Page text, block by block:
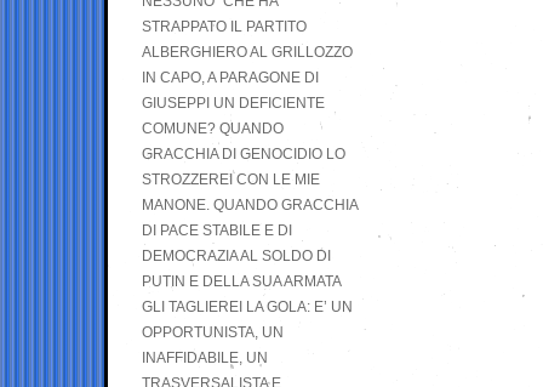
STRAPPATO IL PARTITO
ALBERGHIERO AL GRILLOZZO
IN CAPO, A PARAGONE DI
GIUSEPPI UN DEFICIENTE
COMUNE? QUANDO
GRACCHIA DI GENOCIDIO LO
STROZZEREI CON LE MIE
MANONE. QUANDO GRACCHIA
DI PACE STABILE E DI
DEMOCRAZIA AL SOLDO DI
PUTIN E DELLA SUA ARMATA
GLI TAGLIEREI LA GOLA: E’ UN
OPPORTUNISTA, UN
INAFFIDABILE, UN
TRASVERSALISTA E